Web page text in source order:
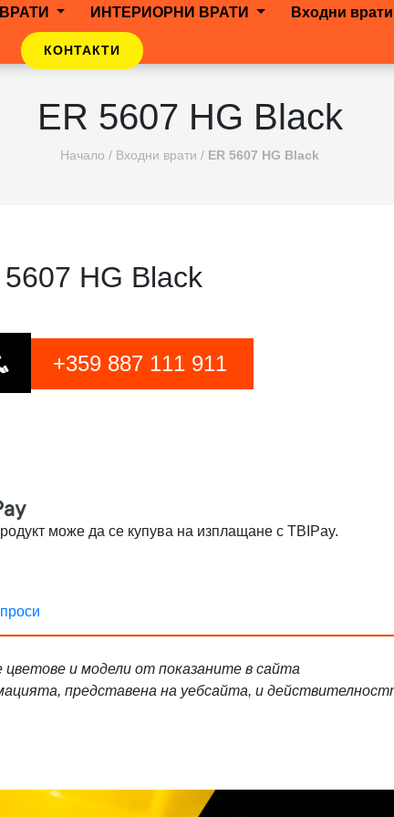
ИНТЕРИОРНИ ВРАТИ Входни
КОНТАКТИ
ER 5607 HG Black
Начало / Входни врати / ER 5607 HG Black
5607 HG Black
+359 887 111 911
може да се купува на изплащане с TBIPay.
и модели от показаните в сайта
представена на уебсайта, и